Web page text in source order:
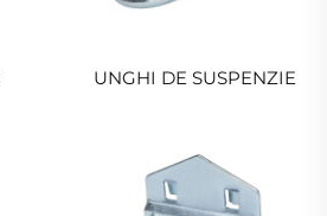
UNGHI DE SUSPENZIE